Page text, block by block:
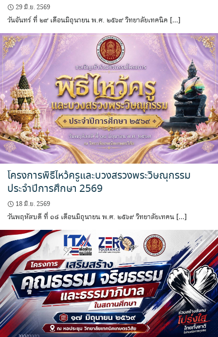
29 มิ.ย. 2569
วันจันทร์ ที่ ๒๙ เดือนมิถุนายน พ.ศ. ๒๕๖๙ วิทยาลัยเทคนิค […]
โครงการพิธีไหว้ครูและบวงสรวงพระวิษณุกรรม
ประจำปีการศึกษา 2569
18 มิ.ย. 2569
วันพฤหัสบดี ที่ ๑๘ เดือนมิถุนายน พ.ศ. ๒๕๖๙ วิทยาลัยเทคน […]